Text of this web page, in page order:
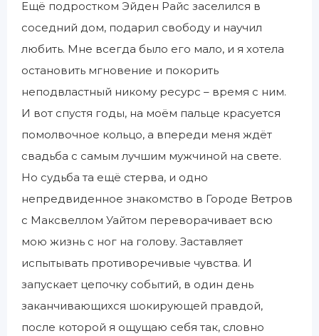
Ещё подростком Эйден Райс заселился в
соседний дом, подарил свободу и научил
любить. Мне всегда было его мало, и я хотела
остановить мгновение и покорить
неподвластный никому ресурс – время с ним.
И вот спустя годы, на моём пальце красуется
помолвочное кольцо, а впереди меня ждёт
свадьба с самым лучшим мужчиной на свете.
Но судьба та ещё стерва, и одно
непредвиденное знакомство в Городе Ветров
с Максвеллом Уайтом переворачивает всю
мою жизнь с ног на голову. Заставляет
испытывать противоречивые чувства. И
запускает цепочку событий, в один день
заканчивающихся шокирующей правдой,
после которой я ощущаю себя так, словно